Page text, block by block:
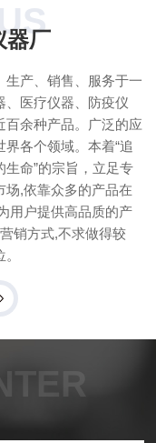
器厂
生产、销售、服务于一
、医疗仪器、防疫仪
百余种产品。广泛的应
各个领域。本着“追
命”的宗旨，立足专
场,依靠众多的产品在
用户提供高品质的产
销方式,不求做得较